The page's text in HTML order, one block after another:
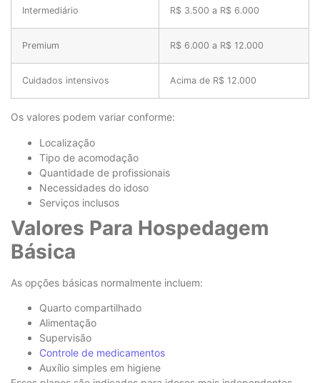
Intermediário R$ 3.500 a R$ 6.000
Premium R$ 6.000 a R$ 12.000
Cuidados intensivos Acima de R$ 12.000
Os valores podem variar conforme:
Localização
Tipo de acomodação
Quantidade de profissionais
Necessidades do idoso
Serviços inclusos
Valores Para Hospedagem
Básica
As opções básicas normalmente incluem:
Quarto compartilhado
Alimentação
Supervisão
Controle de medicamentos
Auxílio simples em higiene